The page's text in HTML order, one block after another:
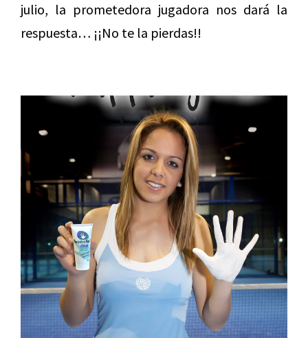
julio, la prometedora jugadora nos dará la
respuesta… ¡¡No te la pierdas!!